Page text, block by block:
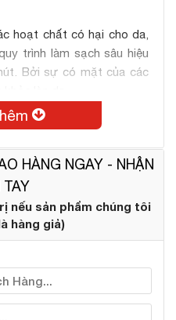
hoạt chất có hại cho da,
trình làm sạch sâu hiệu
Bởi sự có mặt của các
đi mọi bụi bẩn nằm sâu
tình trạng tắc nghẽn
thúc đẩy quá trình trao
HÀNG NGAY - NHẬN
TAY
nếu sản phẩm chúng tôi
hàng giả)